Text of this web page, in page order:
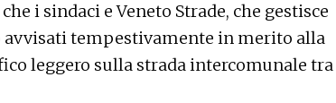
i sindaci e Veneto Strade, che gestisce
avvisati tempestivamente in merito alla
leggero sulla strada intercomunale tra